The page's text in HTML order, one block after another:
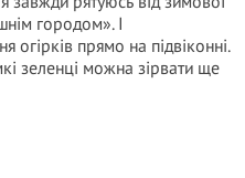
городом». І
прямо на підвіконні.
зеленці можна зірвати ще